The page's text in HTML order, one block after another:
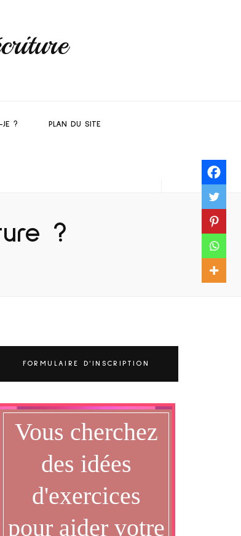
JE ? PLAN DU SITE
?
FORMULAIRE D’INSCRIPTION